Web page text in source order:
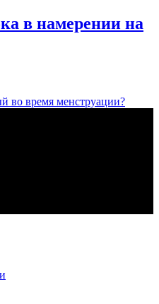
в намерении на
во время менструации?